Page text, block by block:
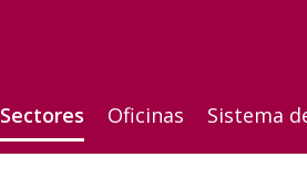
Sectores Oficinas Sistema